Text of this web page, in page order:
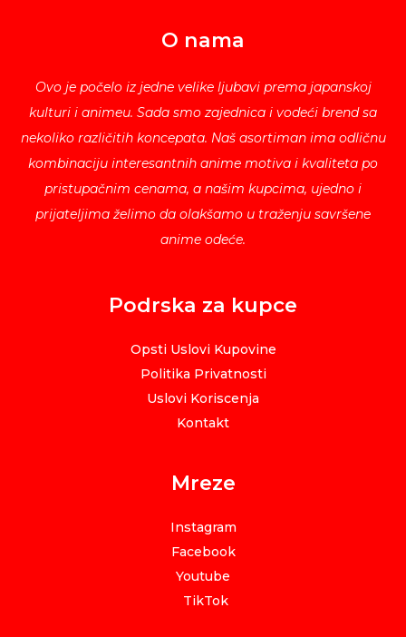
O nama
Ovo je počelo iz jedne velike ljubavi prema japanskoj
kulturi i animeu. Sada smo zajednica i vodeći brend sa
nekoliko različitih koncepata. Naš asortiman ima odličnu
kombinaciju interesantnih anime motiva i kvaliteta po
pristupačnim cenama, a našim kupcima, ujedno i
prijateljima želimo da olakšamo u traženju savršene
anime odeće.
Podrska za kupce
Opsti Uslovi Kupovine
Politika Privatnosti
Uslovi Koriscenja
Kontakt
Mreze
Instagram
Facebook
Youtube
TikTok